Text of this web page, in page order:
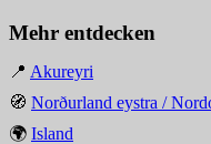
Mehr entdecken
📍 Akureyri
🧭 Norðurland eystra /
🌍 Island